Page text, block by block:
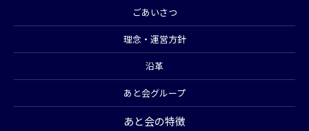
ごあいさつ
理念・運営方針
沿革
あと会グループ
あと会の特徴